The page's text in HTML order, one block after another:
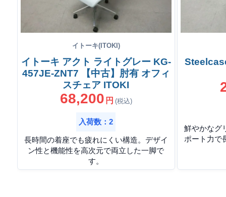
イトーキ(ITOKI)
イトーキ アクト ライトグレー KG-
457JE-ZNT7 【中古】肘有 オフィ
スチェア ITOKI
68,200 円 (税込)
入荷数：2
長時間の着座でも疲れにくい構造。デザイ
ン性と機能性を高次元で両立した一脚で
す。
鮮やかなグ
ポート力で